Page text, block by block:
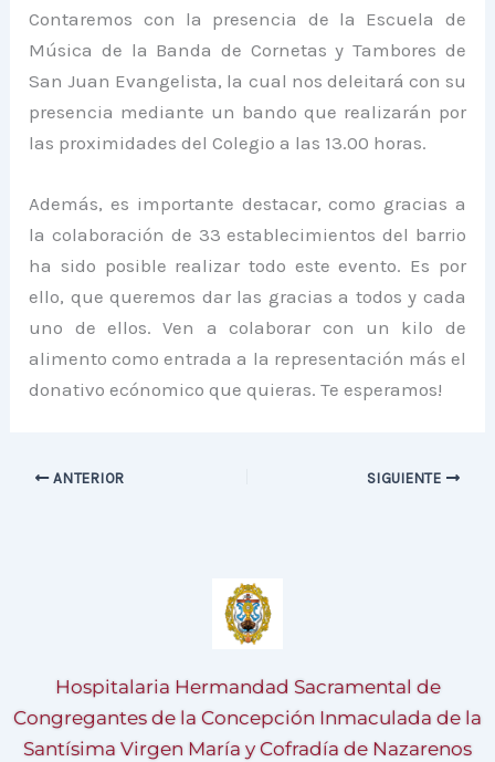
Contaremos con la presencia de la Escuela de
Música de la Banda de Cornetas y Tambores de
San Juan Evangelista, la cual nos deleitará con su
presencia mediante un bando que realizarán por
las proximidades del Colegio a las 13.00 horas.
Además, es importante destacar, como gracias a
la colaboración de 33 establecimientos del barrio
ha sido posible realizar todo este evento. Es por
ello, que queremos dar las gracias a todos y cada
uno de ellos. Ven a colaborar con un kilo de
alimento como entrada a la representación más el
donativo ecónomico que quieras. Te esperamos!
ANTERIOR SIGUIENTE
Hospitalaria Hermandad Sacramental de
Congregantes de la Concepción Inmaculada de la
Santísima Virgen María y Cofradía de Nazarenos